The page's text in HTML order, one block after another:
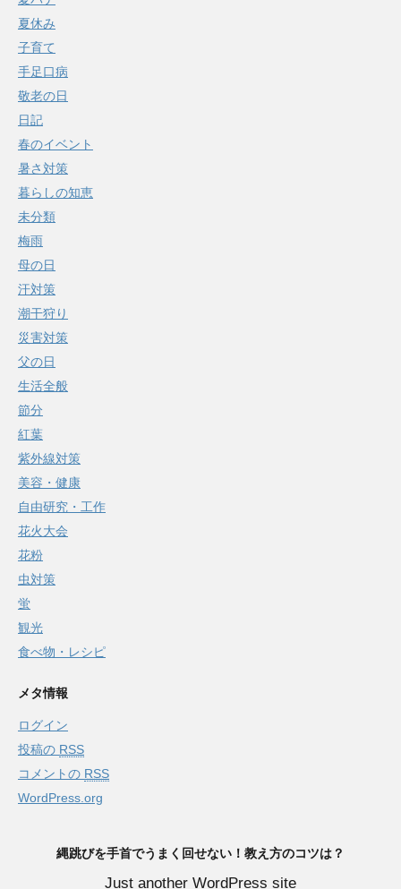
夏休み
子育て
手足口病
敬老の日
日記
春のイベント
暑さ対策
暮らしの知恵
未分類
梅雨
母の日
汗対策
潮干狩り
災害対策
父の日
生活全般
節分
紅葉
紫外線対策
美容・健康
自由研究・工作
花火大会
花粉
虫対策
蛍
観光
食べ物・レシピ
メタ情報
ログイン
投稿の RSS
コメントの RSS
WordPress.org
縄跳びを手首でうまく回せない！教え方のコツは？
Just another WordPress site